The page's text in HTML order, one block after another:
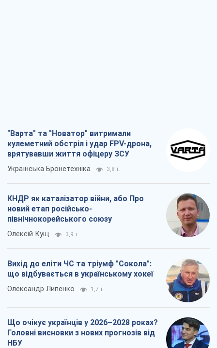
"Варта" та "Новатор" витримали
кулеметний обстріл і удар FPV-дрона,
врятувавши життя офіцеру ЗСУ
Українська Бронетехніка 3,8 т.
КНДР як каталізатор війни, або Про
новий етап російсько-
північнокорейського союзу
Олексій Кущ 3,9 т.
Вихід до еліти ЧС та тріумф "Сокола":
що відбувається в українському хокеї
Олександр Липенко 1,7 т.
Що очікує українців у 2026–2028 роках?
Головні висновки з нових прогнозів від
НБУ